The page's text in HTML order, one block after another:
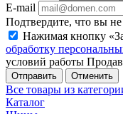
E-mail
Подтвердите, что вы
Нажимая кнопку
обработку
условий работы
Отменить
Все товары из
Каталог